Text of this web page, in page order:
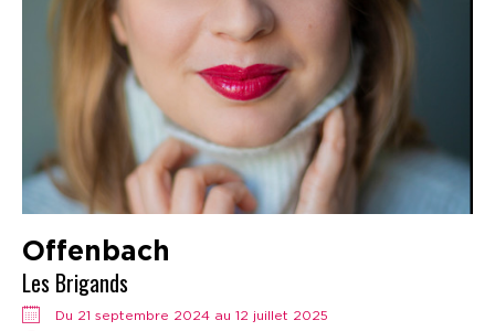
Offenbach
Les Brigands
Du 21 septembre 2024 au 12 juillet 2025